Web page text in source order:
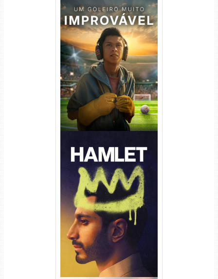
Um Goleiro Muito Improvável
Torrent (2026) WEB-DL 1080p
Dual Áudio
Hamlet Torrent (2026) WEB-
DL 1080p Dual Áudio